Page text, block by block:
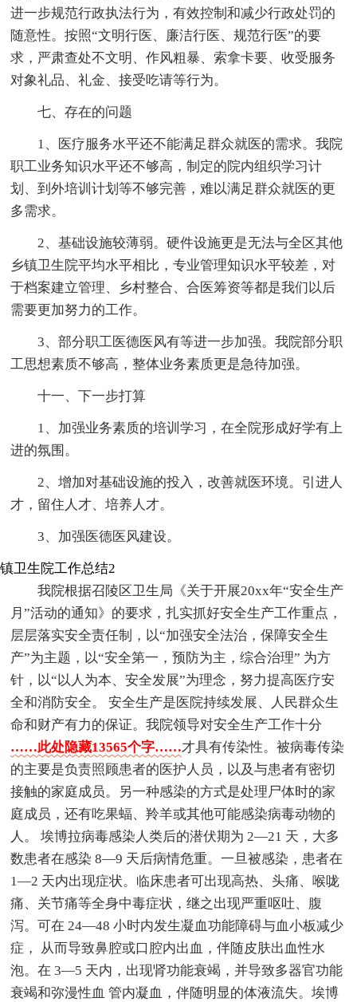
进一步规范行政执法行为，有效控制和减少行政处罚的
随意性。按照“文明行医、廉洁行医、规范行医”的要
求，严肃查处不文明、作风粗暴、索拿卡要、收受服务
对象礼品、礼金、接受吃请等行为。
七、存在的问题
1、医疗服务水平还不能满足群众就医的需求。我院
职工业务知识水平还不够高，制定的院内组织学习计
划、到外培训计划等不够完善，难以满足群众就医的更
多需求。
2、基础设施较薄弱。硬件设施更是无法与全区其他
乡镇卫生院平均水平相比，专业管理知识水平较差，对
于档案建立管理、乡村整合、合医筹资等都是我们以后
需要更加努力的工作。
3、部分职工医德医风有等进一步加强。我院部分职
工思想素质不够高，整体业务素质更是急待加强。
十一、下一步打算
1、加强业务素质的培训学习，在全院形成好学有上
进的氛围。
2、增加对基础设施的投入，改善就医环境。引进人
才，留住人才、培养人才。
3、加强医德医风建设。
镇卫生院工作总结2
我院根据召陵区卫生局《关于开展20xx年“安全生产
月”活动的通知》的要求，扎实抓好安全生产工作重点，
层层落实安全责任制，以“加强安全法治，保障安全生
产”为主题，以“安全第一，预防为主，综合治理” 为方
针，以“以人为本、安全发展”为理念，努力提高医疗安
全和消防安全。 安全生产是医院持续发展、人民群众生
命和财产有力的保证。我院领导对安全生产工作十分
……此处隐藏13565个字……才具有传染性。被病毒传染
的主要是负责照顾患者的医护人员，以及与患者有密切
接触的家庭成员。另一种感染的方式是处理尸体时的家
庭成员，还有吃果蝠、羚羊或其他可能感染病毒动物的
人。 埃博拉病毒感染人类后的潜伏期为 2—21 天，大多
数患者在感染 8—9 天后病情危重。一旦被感染，患者在
1—2 天内出现症状。临床患者可出现高热、头痛、喉咙
痛、关节痛等全身中毒症状，继之出现严重呕吐、腹
泻。可在 24—48 小时内发生凝血功能障碍与血小板减少
症， 从而导致鼻腔或口腔内出血，伴随皮肤出血性水
泡。在 3—5 天内，出现肾功能衰竭，并导致多器官功能
衰竭和弥漫性血 管内凝血，伴随明显的体液流失。埃博